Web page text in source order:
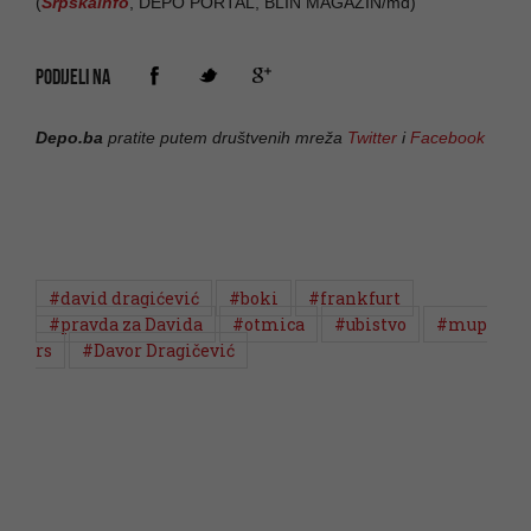
PODIJELI NA
Depo.ba pratite putem društvenih mreža Twitter iFacebook
#david dragićević #boki
#frankfurt
#pravda za Davida
#otmica #ubistvo
#mup
rs
#Davor Dragičević